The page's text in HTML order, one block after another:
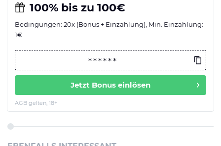
100% bis zu 100€
Bedingungen: 20x (Bonus + Einzahlung), Min. Einzahlung:
1€
Jetzt Bonus einlösen
AGB gelten, 18+